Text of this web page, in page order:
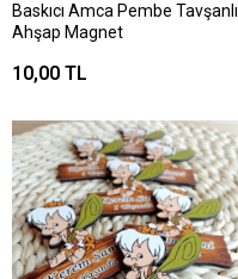
Baskıcı Amca Pembe Tavşanlı
Ahşap Magnet
10,00 TL